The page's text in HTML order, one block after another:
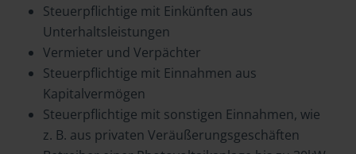
Steuerpflichtige mit Einkünften aus
Unterhaltsleistungen
Vermieter und Verpächter
Steuerpflichtige mit Einnahmen aus
Kapitalvermögen
Steuerpflichtige mit sonstigen Einnahmen, wie
z. B. aus privaten Veräußerungsgeschäften